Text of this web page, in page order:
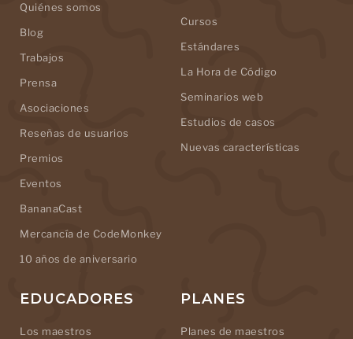
Quiénes somos
Blog
Trabajos
Prensa
Asociaciones
Reseñas de usuarios
Premios
Eventos
BananaCast
Mercancía de CodeMonkey
10 años de aniversario
Cursos
Estándares
La Hora de Código
Seminarios web
Estudios de casos
Nuevas características
EDUCADORES
Los maestros
PLANES
Planes de maestros